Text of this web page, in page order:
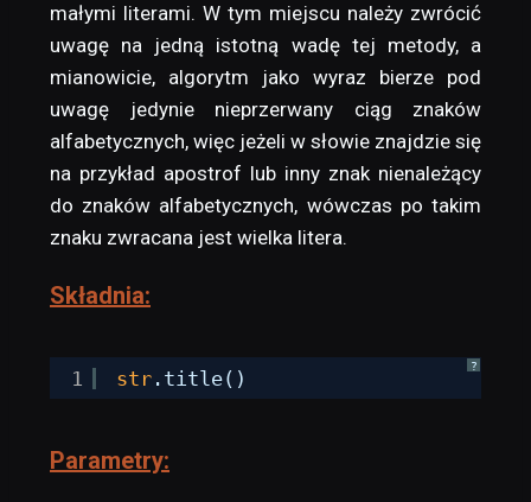
małymi literami. W tym miejscu należy zwrócić
uwagę na jedną istotną wadę tej metody, a
mianowicie, algorytm jako wyraz bierze pod
uwagę jedynie nieprzerwany ciąg znaków
alfabetycznych, więc jeżeli w słowie znajdzie się
na przykład apostrof lub inny znak nienależący
do znaków alfabetycznych, wówczas po takim
znaku zwracana jest wielka litera.
Składnia:
?
1 str .title()
Parametry: